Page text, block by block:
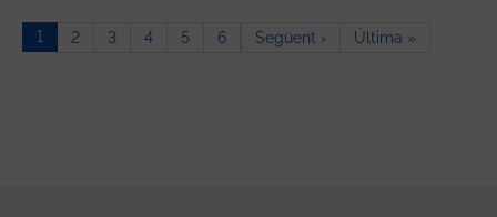
1 2 3 4 5 6 Següent › Pàgina següent
Última »Última